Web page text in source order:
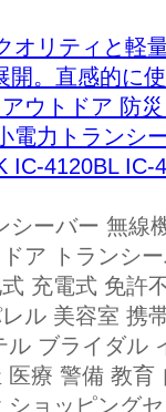
オリティと軽
開。直感的に
ウトドア 防
電力トランシ
IC-4120BL
シーバー 無線
ア トランシ
充電式 免許
ル 美容室 携
ル ブライダル
医療 警備 教
ショッピング